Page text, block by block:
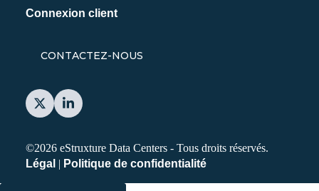
Connexion client
CONTACTEZ-NOUS
©2026 eStruxture Data Centers - Tous droits réservés.
Légal | Politique de confidentialité